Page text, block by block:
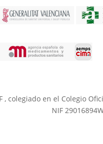
colegiado en el Colegio
NIF